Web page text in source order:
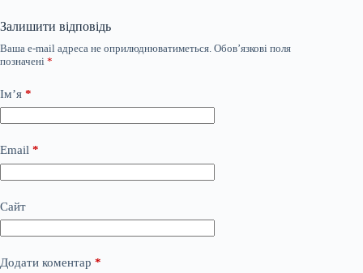
Залишити відповідь
Ваша e-mail адреса не оприлюднюватиметься. Обов’язкові поля
позначені *
Ім’я *
Email *
Сайт
Додати коментар *